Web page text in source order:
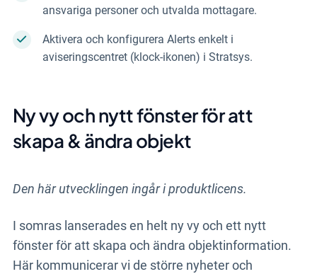
ansvariga personer och utvalda mottagare.
Aktivera och konfigurera Alerts enkelt i
aviseringscentret (klock-ikonen) i Stratsys.
Ny vy och nytt fönster för att
skapa & ändra objekt
Den här utvecklingen ingår i produktlicens.
I somras lanserades en helt ny vy och ett nytt
fönster för att skapa och ändra objektinformation.
Här kommunicerar vi de större nyheter och